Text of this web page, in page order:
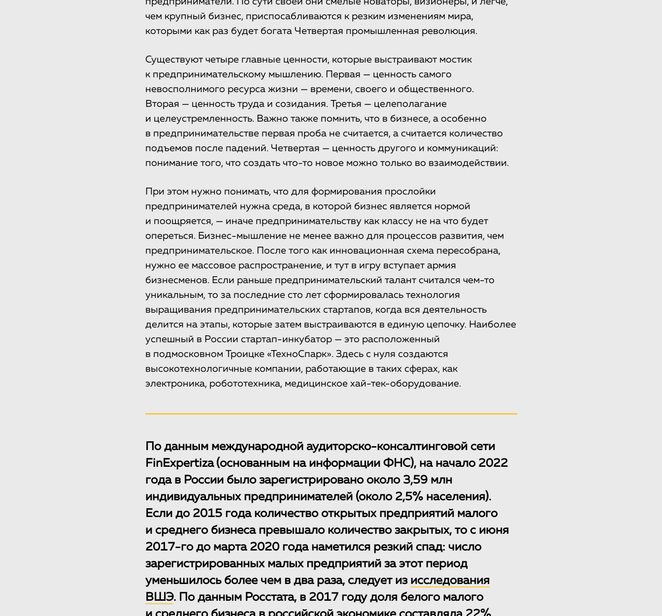
чем крупный бизнес, приспосабливаются к резким изменениям мира,
которыми как раз будет богата Четвертая промышленная революция.
Существуют четыре главные ценности, которые выстраивают мостик
к предпринимательскому мышлению. Первая — ценность самого
невосполнимого ресурса жизни — времени, своего и общественного.
Вторая — ценность труда и созидания. Третья — целеполагание
и целеустремленность. Важно также помнить, что в бизнесе, а особенно
в предпринимательстве первая проба не считается, а считается количество
подъемов после падений. Четвертая — ценность другого и коммуникаций:
понимание того, что создать что-то новое можно только во взаимодействии.
При этом нужно понимать, что для формирования прослойки
предпринимателей нужна среда, в которой бизнес является нормой
и поощряется, — иначе предпринимательству как классу не на что будет
опереться. Бизнес-мышление не менее важно для процессов развития, чем
предпринимательское. После того как инновационная схема пересобрана,
нужно ее массовое распространение, и тут в игру вступает армия
бизнесменов. Если раньше предпринимательский талант считался чем-то
уникальным, то за последние сто лет сформировалась технология
выращивания предпринимательских стартапов, когда вся деятельность
делится на этапы, которые затем выстраиваются в единую цепочку. Наиболее
успешный в России стартап-инкубатор — это расположенный
в подмосковном Троицке «ТехноСпарк». Здесь с нуля создаются
высокотехнологичные компании, работающие в таких сферах, как
электроника, робототехника, медицинское хай-тек-оборудование.
По данным международной аудиторско-консалтинговой сети
FinExpertiza (основанным на информации ФНС), на начало 2022
года в России было зарегистрировано около 3,59 млн
индивидуальных предпринимателей (около 2,5% населения).
Если до 2015 года количество открытых предприятий малого
и среднего бизнеса превышало количество закрытых, то с июня
2017-го до марта 2020 года наметился резкий спад: число
зарегистрированных малых предприятий за этот период
уменьшилось более чем в два раза, следует из исследования
ВШЭ. По данным Росстата, в 2017 году доля белого малого